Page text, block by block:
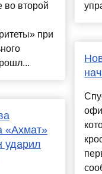
во второй
при
«Ахмат»
ударил